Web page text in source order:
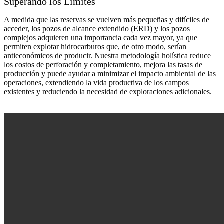
A medida que las reservas se vuelven más pequeñas y difíciles de
acceder, los pozos de alcance extendido (ERD) y los pozos
complejos adquieren una importancia cada vez mayor, ya que
permiten explotar hidrocarburos que, de otro modo, serían
antieconómicos de producir. Nuestra metodología holística reduce
los costos de perforación y completamiento, mejora las tasas de
producción y puede ayudar a minimizar el impacto ambiental de las
operaciones, extendiendo la vida productiva de los campos
existentes y reduciendo la necesidad de exploraciones adicionales.